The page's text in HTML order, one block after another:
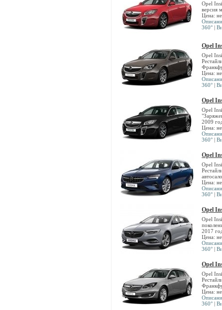
Opel
версия
Цена:
360° |
Opel
Opel
Цена:
360° |
Opel
Opel
2009
Цена:
360° |
Opel
Opel
Цена:
360° |
Opel
Opel
2017
Цена:
360° |
Opel
Opel
Цена:
360° |